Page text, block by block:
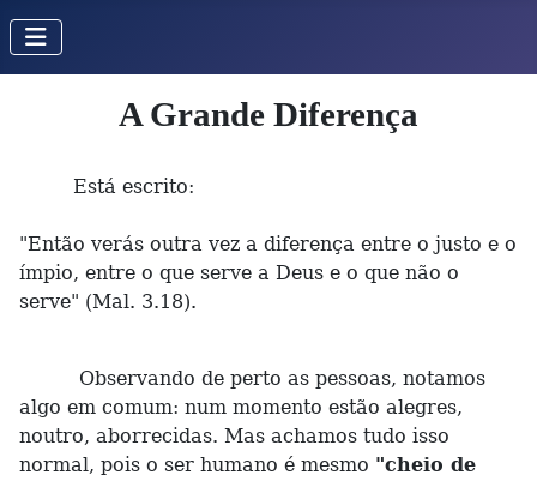
A Grande Diferença
Está escrito:
"Então verás outra vez a diferença entre o justo e o
ímpio, entre o que serve a Deus e o que não o
serve" (Mal. 3.18).
Observando de perto as pessoas, notamos
algo em comum: num momento estão alegres,
noutro, aborrecidas. Mas achamos tudo isso
normal, pois o ser humano é mesmo "cheio de